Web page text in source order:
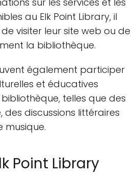
au Elk Point Library, il
visiter leur site web ou de
la bibliothèque.
également participer
et éducatives
telles que des
des discussions littéraires
musique.
Point Library